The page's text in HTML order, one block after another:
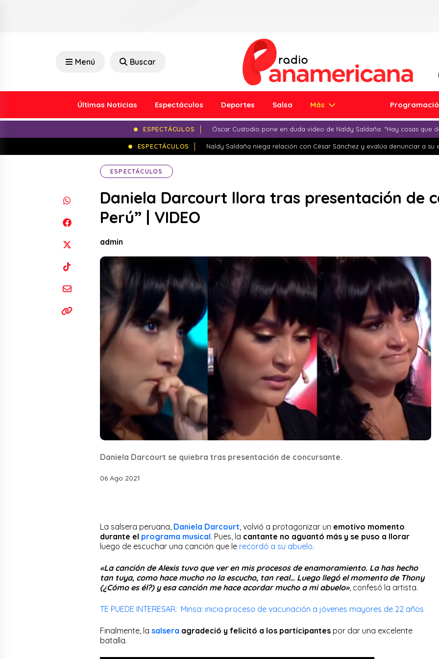
Menú Buscar
Últimas Noticias Espectáculos Deportes Salsa Más
ESPECTÁCULOS Óscar Custodio pone en duda video de Naldy Saldaña: “Hay cosas que
ESPECTÁCULOS Naldy Saldaña niega relación con César Sánchez y evalúa denunciar a su
ESPECTÁCULOS
Daniela Darcourt llora tras presentación de
Perú” | VIDEO
admin
Daniela Darcourt se quiebra tras presentación de concursante.
06 Ago 2021
La salsera peruana, Daniela Darcourt , volvió a protagonizar un emotivo momento
durante el programa musical. Pues, la cantante no aguantó más y se puso a llorar
luego de escuchar una canción que le recordó a su abuelo.
«La canción de Alexis tuvo que ver en mis procesos de enamoramiento. La has hecho
tan tuya, como hace mucho no la escucho, tan real… Luego llegó el momento de Thony
(¿Cómo es él?) y esa canción me hace acordar mucho a mi abuelo», confesó la artista.
TE PUEDE INTERESAR: Minsa: inicia proceso de vacunación a jóvenes mayores de 22 años
Finalmente, la salsera agradeció y felicitó a los participantes por dar una excelente
batalla.